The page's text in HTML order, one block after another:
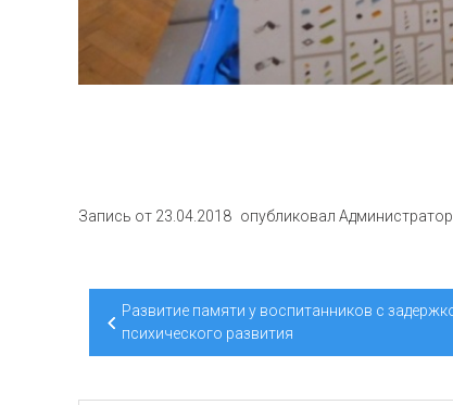
Запись от 23.04.2018 опубликовал
Навигация
Развитие памяти у воспитанников с
психического развития